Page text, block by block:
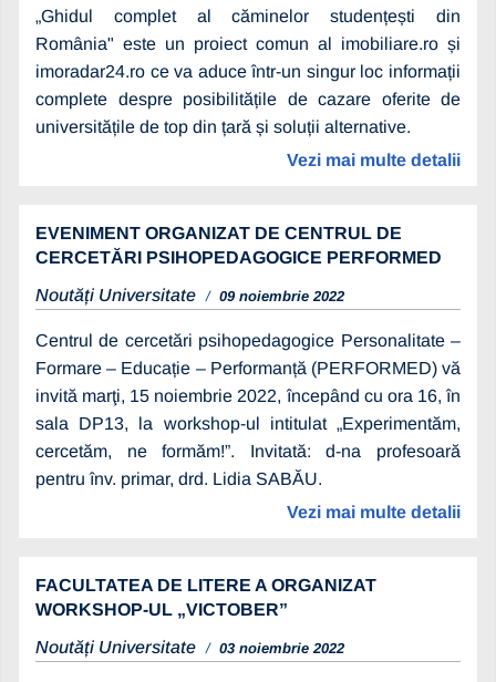
„Ghidul complet al căminelor studențești din
România" este un proiect comun al imobiliare.ro și
imoradar24.ro ce va aduce într-un singur loc informații
complete despre posibilitățile de cazare oferite de
universitățile de top din țară și soluții alternative.
Vezi mai multe detalii
EVENIMENT ORGANIZAT DE CENTRUL DE
CERCETĂRI PSIHOPEDAGOGICE PERFORMED
Noutăți Universitate
09 noiembrie 2022
Centrul de cercetări psihopedagogice Personalitate –
Formare – Educație – Performanță (PERFORMED) vă
invită marţi, 15 noiembrie 2022, începând cu ora 16, în
sala DP13, la workshop-ul intitulat „Experimentăm,
cercetăm, ne formăm!”. Invitată: d-na profesoară
pentru înv. primar, drd. Lidia SABĂU.
Vezi mai multe detalii
FACULTATEA DE LITERE A ORGANIZAT
WORKSHOP-UL „VICTOBER”
Noutăți Universitate
03 noiembrie 2022